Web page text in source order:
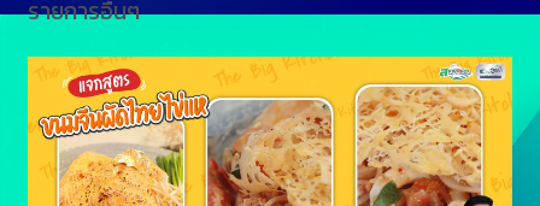
รายการอื่นๆ